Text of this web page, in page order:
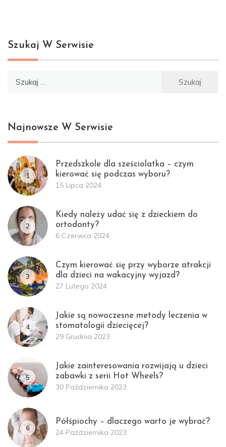
Szukaj W Serwisie
Najnowsze W Serwisie
1
Przedszkole dla sześciolatka – czym
kierować się podczas wyboru?
15 Lipca 2024
2
Kiedy należy udać się z dzieckiem do
ortodonty?
6 Czerwca 2024
3
Czym kierować się przy wyborze atrakcji
dla dzieci na wakacyjny wyjazd?
27 Lutego 2024
4
Jakie są nowoczesne metody leczenia w
stomatologii dziecięcej?
29 Grudnia 2023
5
Jakie zainteresowania rozwijają u dzieci
zabawki z serii Hot Wheels?
30 Października 2023
6
Półśpiochy – dlaczego warto je wybrać?
24 Października 2023